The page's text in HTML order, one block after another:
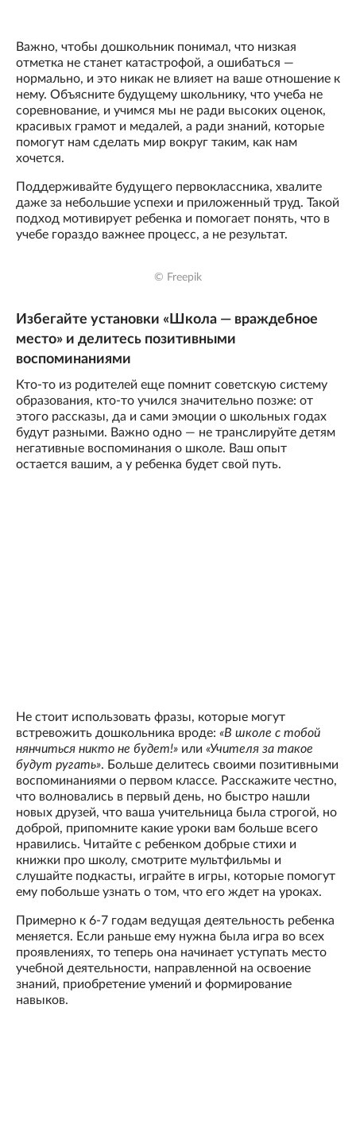
Важно, чтобы дошкольник понимал, что низкая
отметка не станет катастрофой, а ошибаться —
нормально, и это никак не влияет на ваше отношение к
нему. Объясните будущему школьнику, что учеба не
соревнование, и учимся мы не ради высоких оценок,
красивых грамот и медалей, а ради знаний, которые
помогут нам сделать мир вокруг таким, как нам
хочется.
Поддерживайте будущего первоклассника, хвалите
даже за небольшие успехи и приложенный труд. Такой
подход мотивирует ребенка и помогает понять, что в
учебе гораздо важнее процесс, а не результат.
© Freepik
Избегайте установки «Школа — враждебное
место» и делитесь позитивными
воспоминаниями
Кто-то из родителей еще помнит советскую систему
образования, кто-то учился значительно позже: от
этого рассказы, да и сами эмоции о школьных годах
будут разными. Важно одно — не транслируйте детям
негативные воспоминания о школе. Ваш опыт
остается вашим, а у ребенка будет свой путь.
Не стоит использовать фразы, которые могут
встревожить дошкольника вроде: «В школе с тобой
нянчиться никто не будет!» или «Учителя за такое
будут ругать». Больше делитесь своими позитивными
воспоминаниями о первом классе. Расскажите честно,
что волновались в первый день, но быстро нашли
новых друзей, что ваша учительница была строгой, но
доброй, припомните какие уроки вам больше всего
нравились. Читайте с ребенком добрые стихи и
книжки про школу, смотрите мультфильмы и
слушайте подкасты, играйте в игры, которые помогут
ему побольше узнать о том, что его ждет на уроках.
Примерно к 6-7 годам ведущая деятельность ребенка
меняется. Если раньше ему нужна была игра во всех
проявлениях, то теперь она начинает уступать место
учебной деятельности, направленной на освоение
знаний, приобретение умений и формирование
навыков.